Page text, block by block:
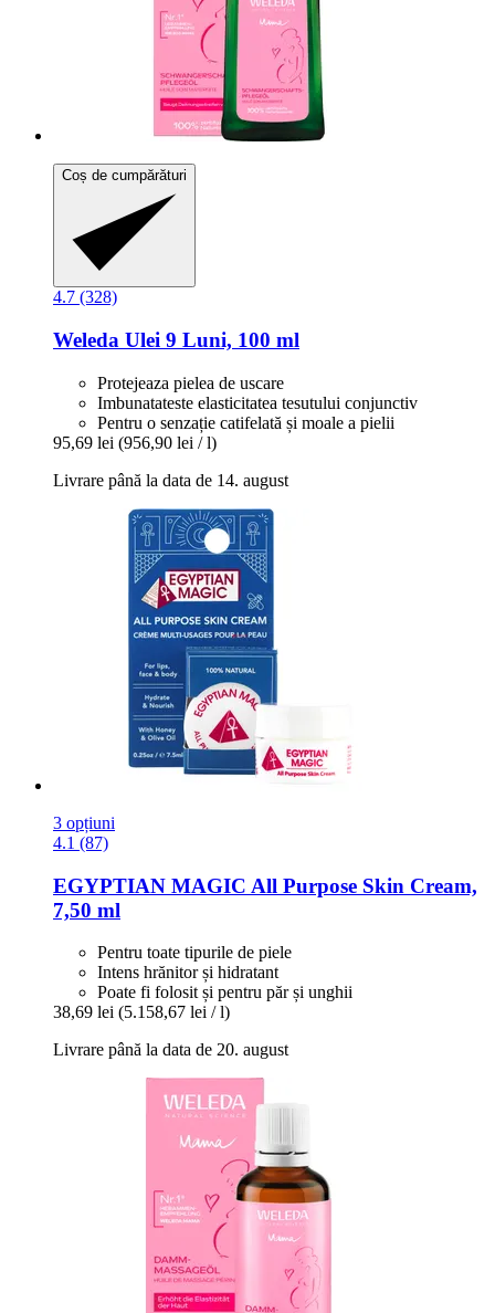
Coș de cumpărături
4.7 (328)
Weleda Ulei 9 Luni, 100 ml
Protejeaza pielea de uscare
Imbunatateste elasticitatea tesutului conjunctiv
Pentru o senzație catifelată și moale a pielii
95,69 lei (956,90 lei / l)
Livrare până la data de 14. august
3 opțiuni
4.1 (87)
EGYPTIAN MAGIC All Purpose Skin Cream,
7,50 ml
Pentru toate tipurile de piele
Intens hrănitor și hidratant
Poate fi folosit și pentru păr și unghii
38,69 lei (5.158,67 lei / l)
Livrare până la data de 20. august